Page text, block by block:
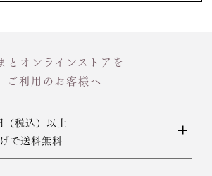
とオンラインストアを
ご利用のお客様へ
（税込）以上
で送料無料